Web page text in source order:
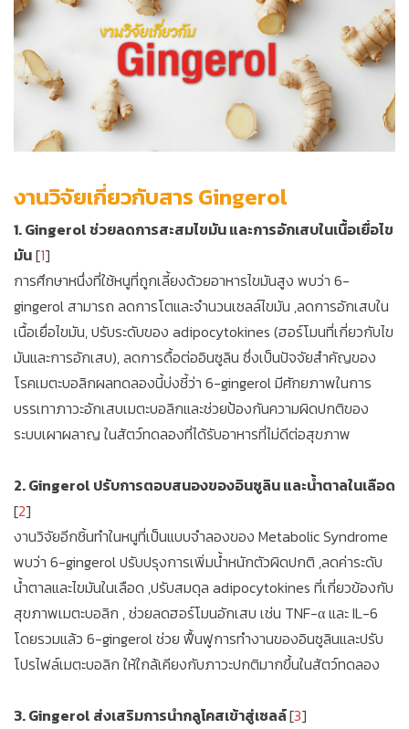
งานวิจัยเกี่ยวกับสาร Gingerol
1. Gingerol ช่วยลดการสะสมไขมัน และการอักเสบในเนื้อเยื่อไข
มัน[1]
การศึกษาหนึ่งที่ใช้หนูที่ถูกเลี้ยงด้วยอาหารไขมันสูง พบว่า 6-
gingerol สามารถ ลดการโตและจำนวนเซลล์ไขมัน ,ลดการอักเสบใน
เนื้อเยื่อไขมัน️, ปรับระดับของ adipocytokines (ฮอร์โมนที่เกี่ยวกับไข
มันและการอักเสบ)️, ลดการดื้อต่ออินซูลิน ซึ่งเป็นปัจจัยสำคัญของ
โรคเมตะบอลิกผลทดลองนี้บ่งชี้ว่า 6-gingerol มีศักยภาพในการ
บรรเทาภาวะอักเสบเมตะบอลิกและช่วยป้องกันความผิดปกติของ
ระบบเผาผลาญ ในสัตว์ทดลองที่ได้รับอาหารที่ไม่ดีต่อสุขภาพ
2. Gingerol ปรับการตอบสนองของอินซูลิน และน้ำตาลในเลือด
[2]
งานวิจัยอีกชิ้นทำในหนูที่เป็นแบบจำลองของ Metabolic Syndrome
พบว่า 6-gingerol ปรับปรุงการเพิ่มน้ำหนักตัวผิดปกติ ,ลดค่าระดับ
น้ำตาลและไขมันในเลือด ,ปรับสมดุล adipocytokines ที่เกี่ยวข้องกับ
สุขภาพเมตะบอลิก , ช่วยลดฮอร์โมนอักเสบ เช่น TNF-α และ IL-6
โดยรวมแล้ว 6-gingerol ช่วย ฟื้นฟูการทำงานของอินซูลินและปรับ
โปรไฟล์เมตะบอลิก ให้ใกล้เคียงกับภาวะปกติมากขึ้นในสัตว์ทดลอง
3. Gingerol ส่งเสริมการนำกลูโคสเข้าสู่เซลล์[3]